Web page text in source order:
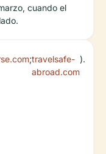
cuando el
;travelsafe-
abroad.com
).